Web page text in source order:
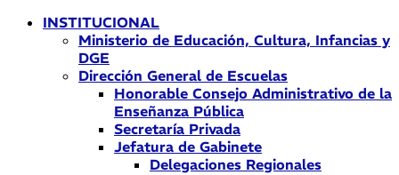
INSTITUCIONAL
Ministerio de Educación, Cultura, Infancias y
DGE
Dirección General de Escuelas
Honorable Consejo Administrativo de la
Enseñanza Pública
Secretaría Privada
Jefatura de Gabinete
Delegaciones Regionales